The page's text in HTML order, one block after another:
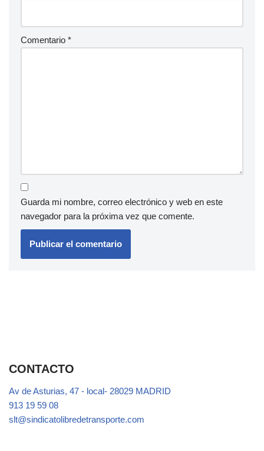
Comentario *
Guarda mi nombre, correo electrónico y web en este
navegador para la próxima vez que comente.
CONTACTO
Av de Asturias, 47 - local- 28029 MADRID
913 19 59 08
slt@sindicatolibredetransporte.com